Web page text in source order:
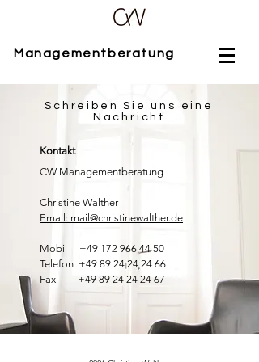
Managementberatung
Schreiben Sie uns eine
Nachricht
Kontakt
CW Managementberatung
Christine Walther
Email: mail@christinewalther.de
Mobil +49 172 966 44 50
Telefon +49 89 24 24 24 66
Fax +49 89 24 24 24 67